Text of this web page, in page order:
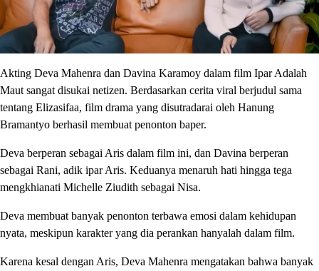
Akting Deva Mahenra dan Davina Karamoy dalam film Ipar Adalah
Maut sangat disukai netizen. Berdasarkan cerita viral berjudul sama
tentang Elizasifaa, film drama yang disutradarai oleh Hanung
Bramantyo berhasil membuat penonton baper.
Deva berperan sebagai Aris dalam film ini, dan Davina berperan
sebagai Rani, adik ipar Aris. Keduanya menaruh hati hingga tega
mengkhianati Michelle Ziudith sebagai Nisa.
Deva membuat banyak penonton terbawa emosi dalam kehidupan
nyata, meskipun karakter yang dia perankan hanyalah dalam film.
Karena kesal dengan Aris, Deva Mahenra mengatakan bahwa banyak